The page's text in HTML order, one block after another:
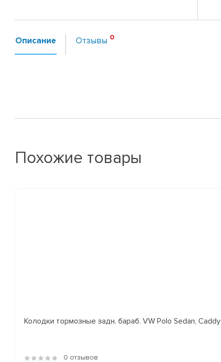
Описание Отзывы
Похожие товары
Колодки тормозные задн. бараб. VW Polo Sedan, Caddy
0 отзывов